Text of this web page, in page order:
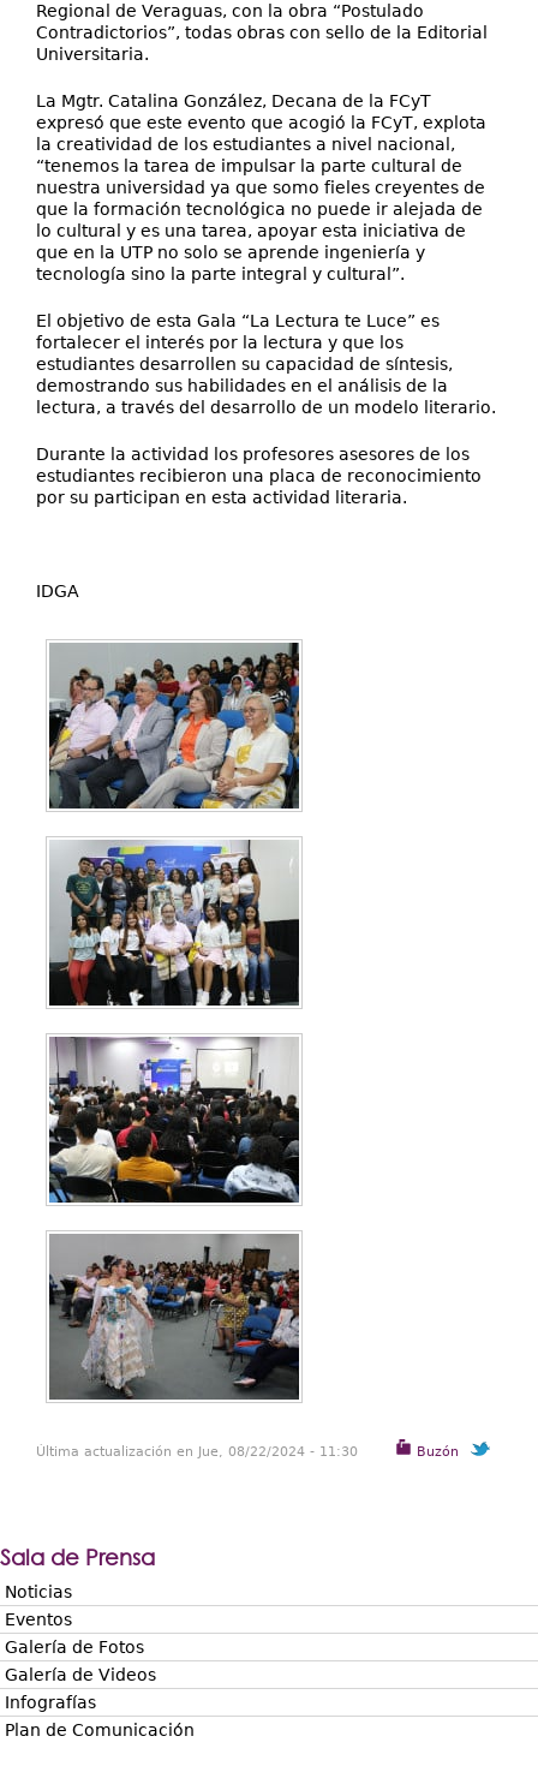
Regional de Veraguas, con la obra “Postulado
Contradictorios”, todas obras con sello de la Editorial
Universitaria.
La Mgtr. Catalina González, Decana de la FCyT
expresó que este evento que acogió la FCyT, explota
la creatividad de los estudiantes a nivel nacional,
“tenemos la tarea de impulsar la parte cultural de
nuestra universidad ya que somo fieles creyentes de
que la formación tecnológica no puede ir alejada de
lo cultural y es una tarea, apoyar esta iniciativa de
que en la UTP no solo se aprende ingeniería y
tecnología sino la parte integral y cultural”.
El objetivo de esta Gala “La Lectura te Luce” es
fortalecer el interés por la lectura y que los
estudiantes desarrollen su capacidad de síntesis,
demostrando sus habilidades en el análisis de la
lectura, a través del desarrollo de un modelo literario.
Durante la actividad los profesores asesores de los
estudiantes recibieron una placa de reconocimiento
por su participan en esta actividad literaria.
IDGA
Buzón
Última actualización en Jue, 08/22/2024 - 11:30
Sala de Prensa
Noticias
Eventos
Galería de Fotos
Galería de Videos
Infografías
Plan de Comunicación